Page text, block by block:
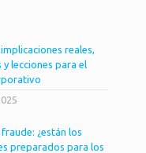
reales,
lecciones para el
¿están los
preparados para los